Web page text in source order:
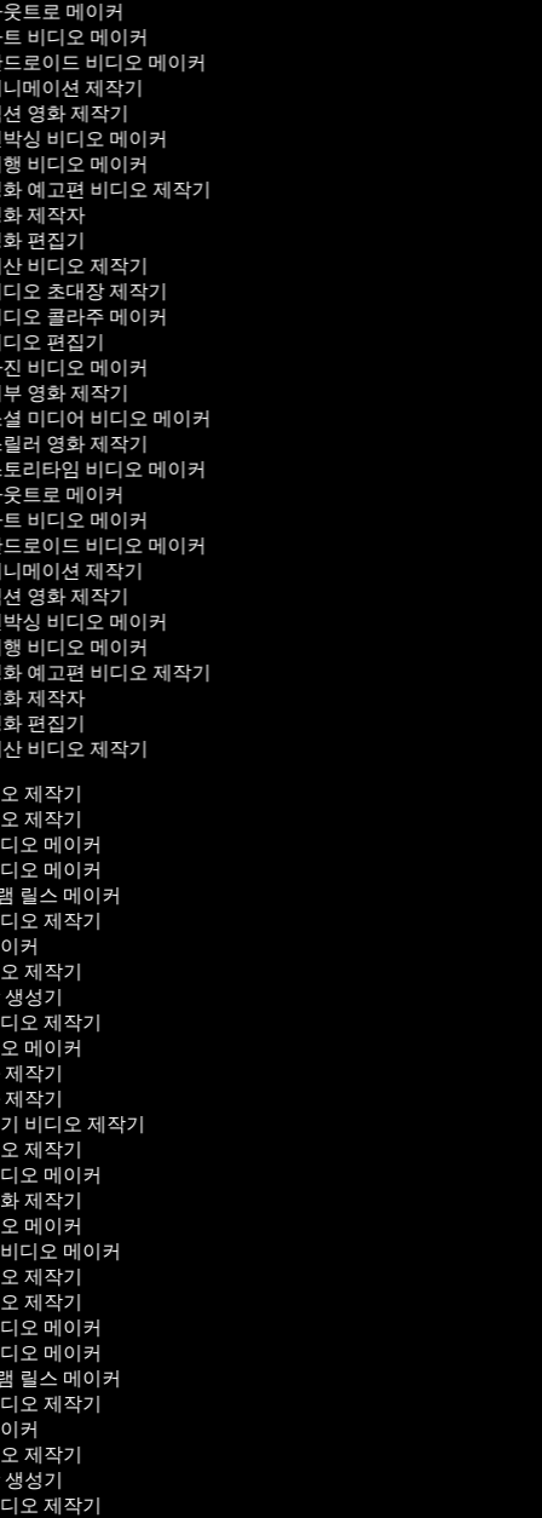
트로 메이커
비디오 메이커
로이드 비디오 메이커
메이션 제작기
영화 제작기
싱 비디오 메이커
비디오 메이커
예고편 비디오 제작기
제작자
편집기
비디오 제작기
오 초대장 제작기
오 콜라주 메이커
오 편집기
비디오 메이커
영화 제작기
미디어 비디오 메이커
러 영화 제작기
리타임 비디오 메이커
트로 메이커
비디오 메이커
로이드 비디오 메이커
메이션 제작기
영화 제작기
싱 비디오 메이커
비디오 메이커
예고편 비디오 제작기
제작자
편집기
비디오 제작기
제작기
제작기
오 메이커
오 메이커
릴스 메이커
오 제작기
커
제작기
생성기
오 제작기
메이커
제작기
제작기
기 비디오 제작기
제작기
오 메이커
제작기
메이커
비디오 메이커
제작기
제작기
오 메이커
오 메이커
릴스 메이커
오 제작기
커
제작기
생성기
오 제작기